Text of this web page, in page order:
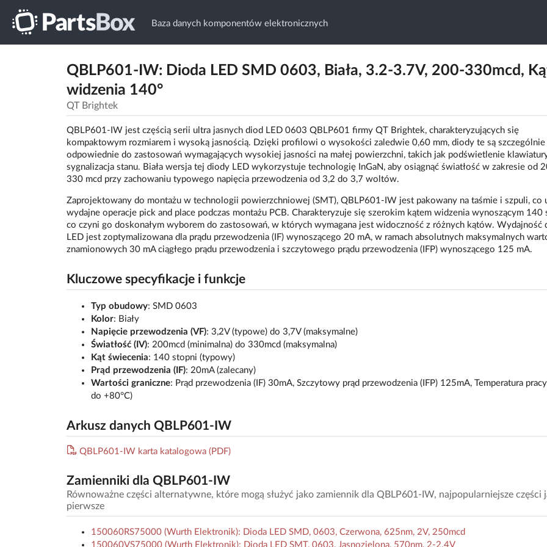
Baza danych komponentów elektronicznych
QBLP601-IW: Dioda LED SMD 0603, Biała, 3.2-3.7V, 200-330mcd,
widzenia 140°
QT Brightek
QBLP601-IW jest częścią serii ultra jasnych diod LED 0603 QBLP601 firmy QT Brightek, charakteryzujących się
kompaktowym rozmiarem i wysoką jasnością. Dzięki profilowi o wysokości zaledwie 0,60 mm, diody te są szczególnie
odpowiednie do zastosowań wymagających wysokiej jasności na małej powierzchni, takich jak podświetlenie
sygnalizacja stanu. Biała wersja tej diody LED wykorzystuje technologię InGaN, aby osiągnąć światłość w zakresie od
330 mcd przy zachowaniu typowego napięcia przewodzenia od 3,2 do 3,7 woltów.
Zaprojektowany do montażu w technologii powierzchniowej (SMT), QBLP601-IW jest pakowany na taśmie i szpuli, co
wydajne operacje pick and place podczas montażu PCB. Charakteryzuje się szerokim kątem widzenia wynoszącym 140
co czyni go doskonałym wyborem do zastosowań, w których wymagana jest widoczność z różnych kątów. Wydajność
LED jest zoptymalizowana dla prądu przewodzenia (IF) wynoszącego 20 mA, w ramach absolutnych maksymalnych
znamionowych 30 mA ciągłego prądu przewodzenia i szczytowego prądu przewodzenia (IFP) wynoszącego 125 mA.
Kluczowe specyfikacje i funkcje
Typ obudowy: SMD 0603
Kolor: Biały
Napięcie przewodzenia (VF): 3,2V (typowe) do 3,7V (maksymalne)
Światłość (IV): 200mcd (minimalna) do 330mcd (maksymalna)
Kąt świecenia: 140 stopni (typowy)
Prąd przewodzenia (IF): 20mA (zalecany)
Wartości graniczne: Prąd przewodzenia (IF) 30mA, Szczytowy prąd przewodzenia (IFP) 125mA, Temperatura
do +80°C)
Arkusz danych QBLP601-IW
QBLP601-IW karta katalogowa (PDF)
Zamienniki dla QBLP601-IW
Równoważne części alternatywne, które mogą służyć jako zamiennik dla QBLP601-IW, najpopularniejsze części
pierwsze
150060RS75000 (Wurth Elektronik): Dioda LED SMD, 0603, Czerwona, 625nm, 2V, 250mcd
150060VS75000 (Wurth Elektronik): Dioda LED SMT, 0603, Jasnozielona, 570nm, 2-2.4V